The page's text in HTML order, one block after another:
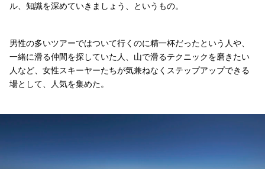
ル、知識を深めていきましょう、というもの。
男性の多いツアーではついて行くのに精一杯だったという人や、
一緒に滑る仲間を探していた人、山で滑るテクニックを磨きたい
人など、女性スキーヤーたちが気兼ねなくステップアップできる
場として、人気を集めた。